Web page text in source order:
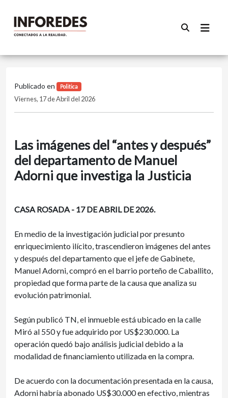
Publicado en Politica
Viernes, 17 de Abril del 2026
Las imágenes del “antes y después”
del departamento de Manuel
Adorni que investiga la Justicia
CASA ROSADA - 17 DE ABRIL DE 2026.
En medio de la investigación judicial por presunto
enriquecimiento ilícito, trascendieron imágenes del antes
y después del departamento que el jefe de Gabinete,
Manuel Adorni, compró en el barrio porteño de Caballito,
propiedad que forma parte de la causa que analiza su
evolución patrimonial.
Según publicó TN, el inmueble está ubicado en la calle
Miró al 550 y fue adquirido por US$230.000. La
operación quedó bajo análisis judicial debido a la
modalidad de financiamiento utilizada en la compra.
De acuerdo con la documentación presentada en la causa,
Adorni habría abonado US$30.000 en efectivo, mientras